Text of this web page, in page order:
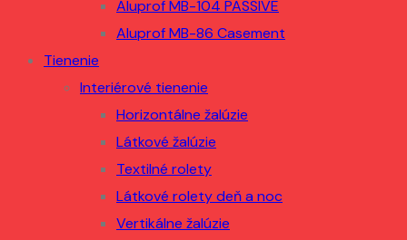
Aluprof MB-104 PASSIVE
Aluprof MB-86 Casement
Tienenie
Interiérové tienenie
Horizontálne žalúzie
Látkové žalúzie
Textilné rolety
Látkové rolety deň a noc
Vertikálne žalúzie